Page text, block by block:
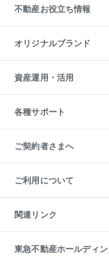
貸すガイド
事業用不動産
マンション投資
投資用マンション
アパート経営
収益物件
ビル購入（ビル一棟）
投資用不動産の売却査定
事業用不動産の売却査定
不動産お役立ち情報
マンションライブラリー
人気マンションランキング
暮らしに役立つ不動産メデ
不動産相場・不動産価格情報
不動産コラム・ニュース
不動産用語集
不動産なんでもネット相談室
住まいの税金
オリジナルブランド
一棟リノベーションマンショ
L`GENTE（ルジェンテ）
区分リノベーションマンシ
投資用一棟レジデンスWELL
不動産小口投資
LEGACIA（レガシア）
資産運用・活用
不動産M&A
アセットマネジメント・出資
各種サポート
相続サポート
リフォームサポート
ご契約者さまへ
ご紹介・再契約特典
入居者様専用-各種ご案内（賃
東急こすもす会「こすもす
ご利用について
金融商品取引について
東急リバブル ソーシャルメ
ご意見・お問い合わせ（金
ダイレクトメール（郵送物
関連リンク
これからご結婚される方に
人材サービスのご用命は 東
東急不動産ホールディ